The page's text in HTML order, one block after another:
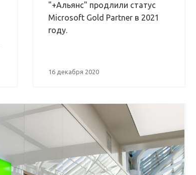
"+Альянс" продлили статус
Microsoft Gold Partner в 2021
году.
16 декабря 2020